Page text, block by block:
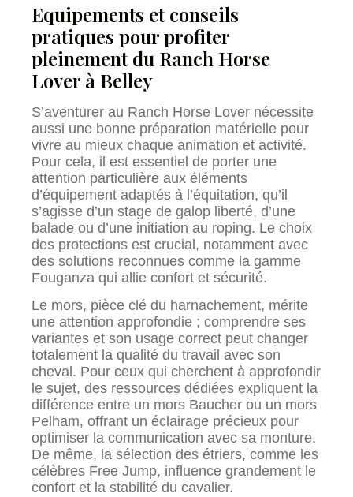
Equipements et conseils
pratiques pour profiter
pleinement du Ranch Horse
Lover à Belley
S’aventurer au Ranch Horse Lover nécessite
aussi une bonne préparation matérielle pour
vivre au mieux chaque animation et activité.
Pour cela, il est essentiel de porter une
attention particulière aux éléments
d’équipement adaptés à l’équitation, qu’il
s’agisse d’un stage de galop liberté, d’une
balade ou d’une initiation au roping. Le choix
des protections est crucial, notamment avec
des solutions reconnues comme la gamme
Fouganza qui allie confort et sécurité.
Le mors, pièce clé du harnachement, mérite
une attention approfondie ; comprendre ses
variantes et son usage correct peut changer
totalement la qualité du travail avec son
cheval. Pour ceux qui cherchent à approfondir
le sujet, des ressources dédiées expliquent la
différence entre un mors Baucher ou un mors
Pelham, offrant un éclairage précieux pour
optimiser la communication avec sa monture.
De même, la sélection des étriers, comme les
célèbres Free Jump, influence grandement le
confort et la stabilité du cavalier.